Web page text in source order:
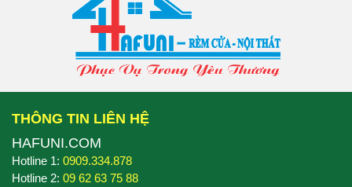
THÔNG TIN LIÊN HỆ
HAFUNI.COM
Hotline 1: 0909.334.878
Hotline 2: 09 62 63 75 88